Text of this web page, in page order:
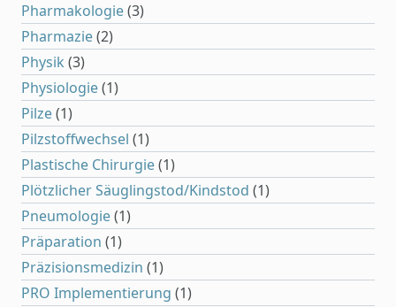
Pharmakologie(3)
Pharmazie(2)
Physik (3)
Physiologie(1)
Pilze(1)
Pilzstoffwechsel (1)
Plastische Chirurgie(1)
Plötzlicher Säuglingstod/Kindstod (1)
Pneumologie(1)
Präparation (1)
Präzisionsmedizin (1)
PRO Implementierung (1)